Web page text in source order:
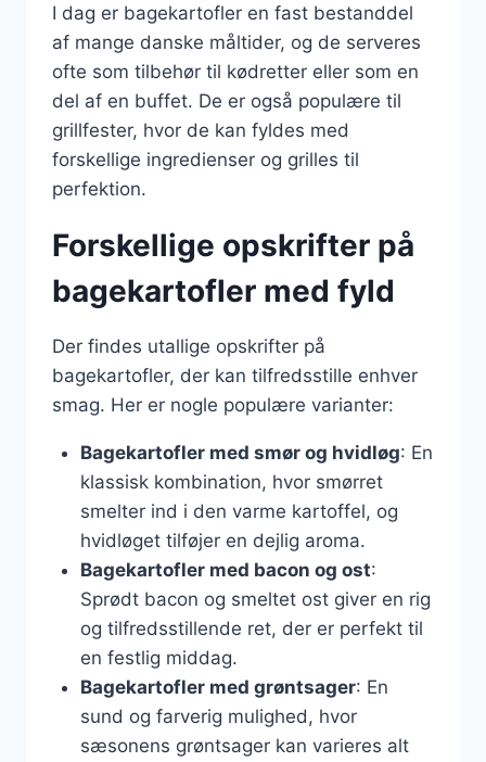
I dag er bagekartofler en fast bestanddel
af mange danske måltider, og de serveres
ofte som tilbehør til kødretter eller som en
del af en buffet. De er også populære til
grillfester, hvor de kan fyldes med
forskellige ingredienser og grilles til
perfektion.
Forskellige opskrifter på
bagekartofler med fyld
Der findes utallige opskrifter på
bagekartofler, der kan tilfredsstille enhver
smag. Her er nogle populære varianter:
Bagekartofler med smør og hvidløg: En
klassisk kombination, hvor smørret
smelter ind i den varme kartoffel, og
hvidløget tilføjer en dejlig aroma.
Bagekartofler med bacon og ost:
Sprødt bacon og smeltet ost giver en rig
og tilfredsstillende ret, der er perfekt til
en festlig middag.
Bagekartofler med grøntsager: En
sund og farverig mulighed, hvor
sæsonens grøntsager kan varieres alt